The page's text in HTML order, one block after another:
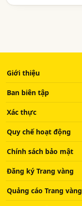
Giới thiệu
Ban biên tập
Xác thực
Quy chế hoạt động
Chính sách bảo mật
Đăng ký Trang vàng
Quảng cáo Trang vàng